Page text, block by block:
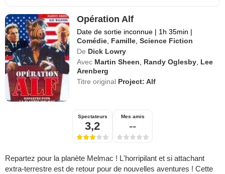
Opération Alf
Date de sortie inconnue | 1h 35min |
Comédie Famille ,Science Fiction
De Dick Lowry
Avec Martin Sheen Randy Oglesby Lee
Arenberg
Titre original Project: Alf
Spectateurs
3,2
Mes amis
--
Repartez pour la planète Melmac ! L'horripilant et si attachant
extra-terrestre est de retour pour de nouvelles aventures ! Cette